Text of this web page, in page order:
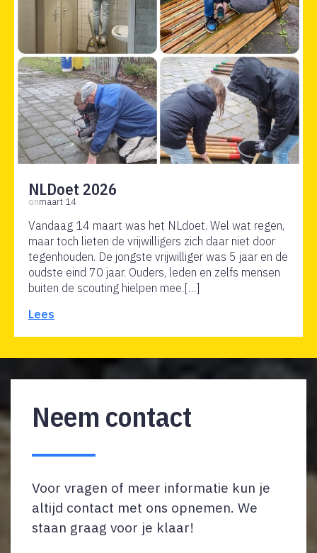
NLDoet 2026
onmaart 14
Vandaag 14 maart was het NLdoet. Wel wat regen,
maar toch lieten de vrijwilligers zich daar niet door
tegenhouden. De jongste vrijwilliger was 5 jaar en de
oudste eind 70 jaar. Ouders, leden en zelfs mensen
buiten de scouting hielpen mee.[…]
Lees
Neem contact
Voor vragen of meer informatie kun je
altijd contact met ons opnemen. We
staan graag voor je klaar!